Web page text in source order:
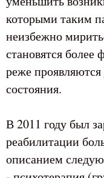
которыми таким
неизбежно
становятся
реже
состояния.
В 2011 году был
реабилитации
описанием